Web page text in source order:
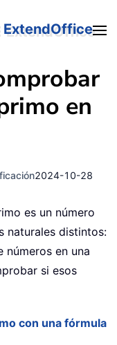
ExtendOffice
en
2024-10-28
es un número
naturales distintos:
números en una
si esos
con una fórmula